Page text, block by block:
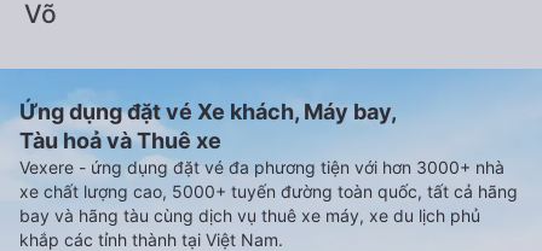
Võ
Ứng dụng đặt vé Xe khách, Máy bay,
Tàu hoả và Thuê xe
Vexere - ứng dụng đặt vé đa phương tiện với hơn 3000+ nhà
xe chất lượng cao, 5000+ tuyến đường toàn quốc, tất cả hãng
bay và hãng tàu cùng dịch vụ thuê xe máy, xe du lịch phủ
khắp các tỉnh thành tại Việt Nam.